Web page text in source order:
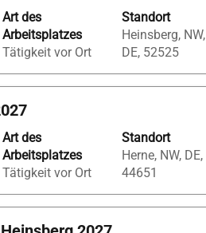
Art des
Arbeitsplatzes
Tätigkeit vor Ort
Standort
Heinsberg, NW,
DE, 52525
Art des
Arbeitsplatzes
Tätigkeit vor Ort
Standort
Herne, NW, DE,
44651